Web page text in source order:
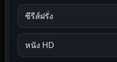
ซีรีส์ฝรั่ง
หนัง HD